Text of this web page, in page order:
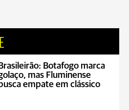
Brasileirão: Botafogo marca
mas Fluminense
empate em clássico